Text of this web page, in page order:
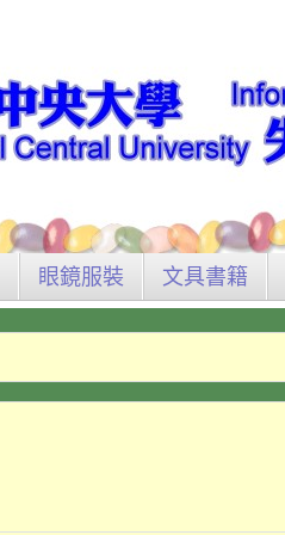
眼鏡服裝 文具書籍